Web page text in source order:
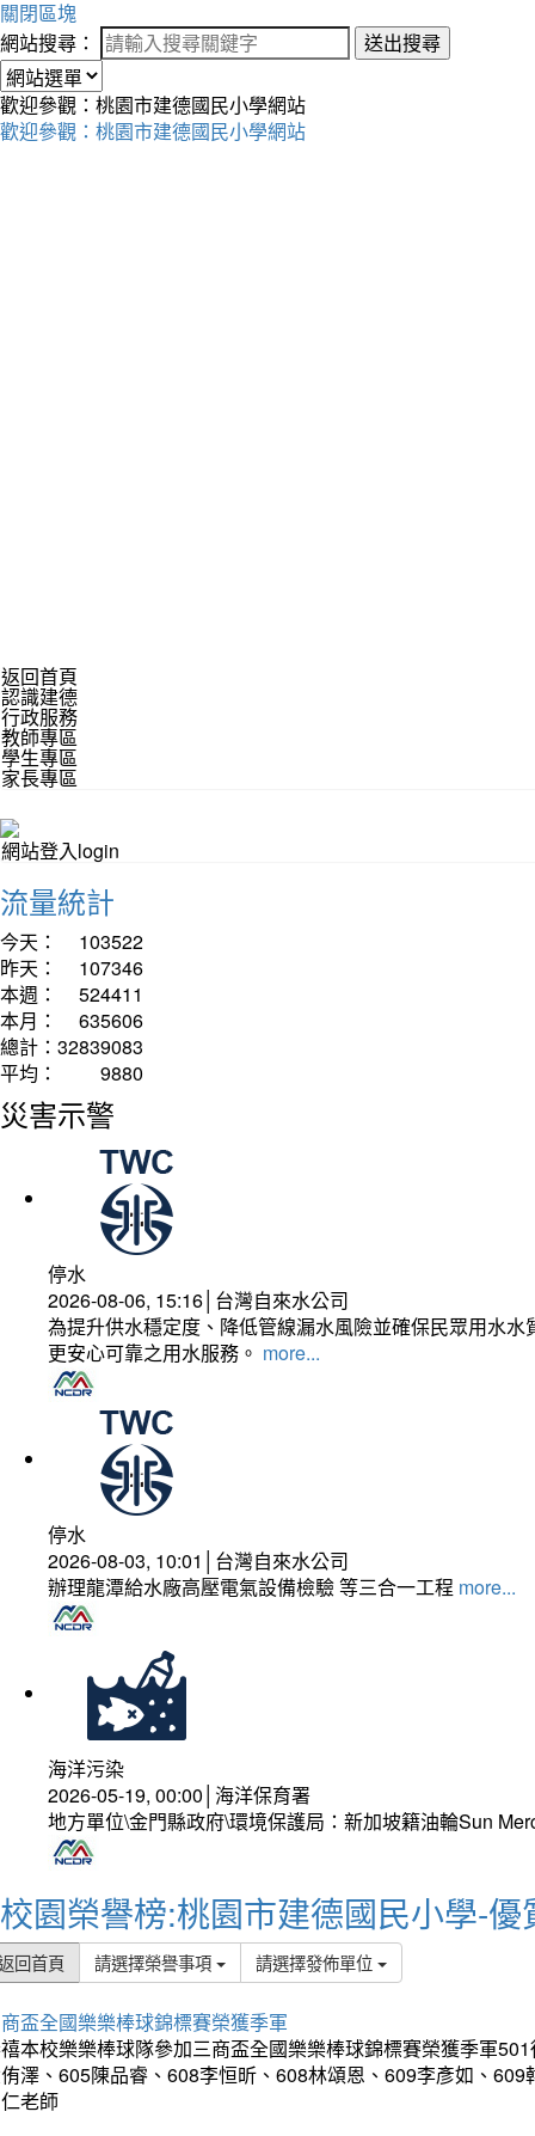
關閉區塊
網站搜尋：
送出搜尋
歡迎參觀：桃園市建德國民小學網站
歡迎參觀：桃園市建德國民小學網站
返回首頁
認識建德
行政服務
教師專區
學生專區
家長專區
網站登入login
流量統計
今天：
103522
昨天：
107346
本週：
524411
本月：
635606
總計： 32839083
平均：
9880
災害示警
停水
2026-08-06, 15:16│台灣自來水公司
為提升供水穩定度、降低管線漏水風險並確保民眾用水
更安心可靠之用水服務。 more...
停水
2026-08-03, 10:01│台灣自來水公司
辦理龍潭給水廠高壓電氣設備檢驗 等三合一工程 more...
海洋污染
2026-05-19, 00:00│海洋保育署
地方單位\金門縣政府\環境保護局：新加坡籍油輪Sun
校園榮譽榜:桃園市建德國民小學-優
回首頁 請選擇榮譽事項 請選擇發佈單位
盃全國樂樂棒球錦標賽榮獲季軍
本校樂樂棒球隊參加三商盃全國樂樂棒球錦標賽榮獲季軍
澤、605陳品睿、608李恒昕、608林頌恩、609李彥如、
老師